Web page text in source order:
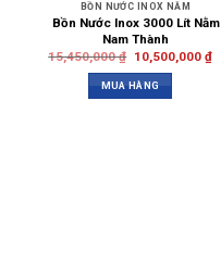
BỒN NƯỚC INOX NẰM
Bồn Nước Inox 3000 Lít Nằm
Nam Thành
15,450,000₫ 10,500,000 ₫
MUA HÀNG